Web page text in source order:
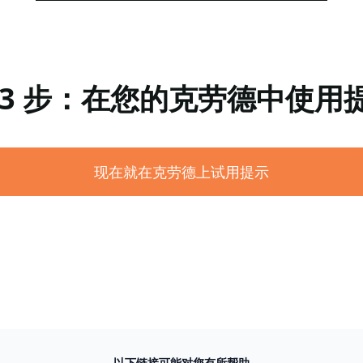
步：在您的克劳德中使用
现在就在克劳德上试用提示